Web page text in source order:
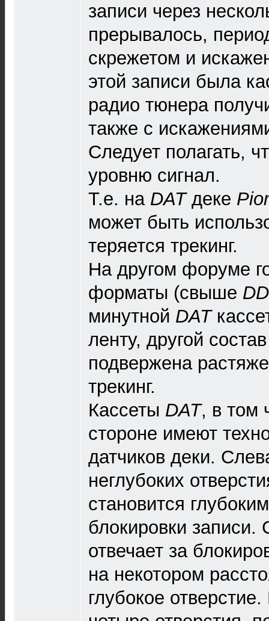
записи через
прерывалось,
скрежетом и
этой записи была
радио тюнера
также с
Следует полагать,
уровню сигнал.
Т.е. на DATдеке
может быть
теряется трекинг.
На другом форуме
форматы (свыше
минутной DAT
ленту, другой
подвержена
трекинг.
Кассеты DAT, в том
стороне имеют
датчиков деки.
неглубоких
становится
блокировки записи.
отвечает за
на некотором
глубокое